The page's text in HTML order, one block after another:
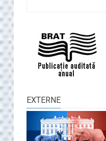
EXTERNE